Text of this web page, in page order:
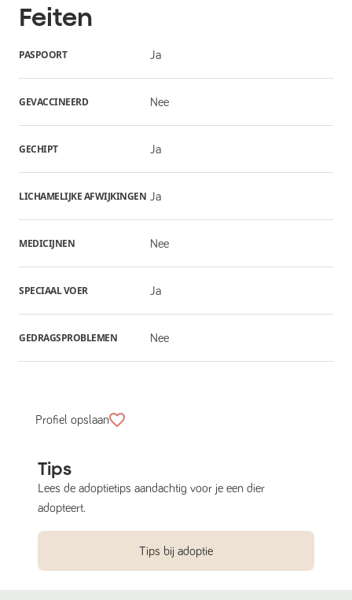
Feiten
PASPOORT Ja
GEVACCINEERD Nee
GECHIPT Ja
LICHAMELIJKE AFWIJKINGEN Ja
MEDICIJNEN Nee
SPECIAAL VOER Ja
GEDRAGSPROBLEMEN Nee
Profiel opslaan
Tips
Lees de adoptietips aandachtig voor je een dier
adopteert.
Tips bij adoptie